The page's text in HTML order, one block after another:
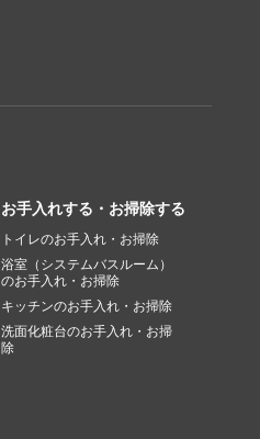
お手入れする・お掃除する
トイレのお手入れ・お掃除
浴室（システムバスルーム）
のお手入れ・お掃除
キッチンのお手入れ・お掃除
洗面化粧台のお手入れ・お掃
除